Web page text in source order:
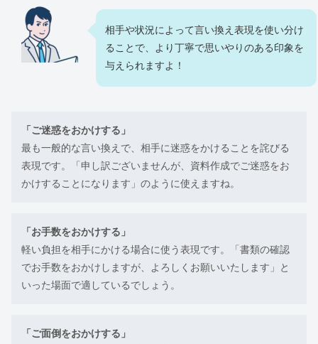
相手や状況によって言い換え表現を使い分け
ることで、より丁寧で思いやりのある印象を
与えられますよ！
「ご迷惑をおかけする」
最も一般的な言い換えで、相手に迷惑をかけることを詫びる
表現です。「申し訳ございませんが、資料作成でご迷惑をお
かけすることになります」のように使えますね。
「お手数をおかけする」
軽い負担を相手にかける場合に使う表現です。「書類の確認
でお手数をおかけしますが、よろしくお願いいたします」と
いった場面で適しているでしょう。
「ご面倒をおかけする」